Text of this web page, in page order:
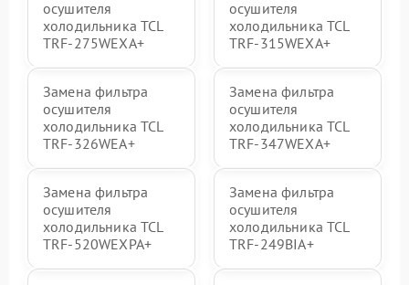
осушителя
холодильника TCL
TRF-275WEXA+
осушителя
холодильника TCL
TRF-315WEXA+
Замена фильтра
осушителя
холодильника TCL
TRF-326WEA+
Замена фильтра
осушителя
холодильника TCL
TRF-347WEXA+
Замена фильтра
осушителя
холодильника TCL
TRF-520WEXPA+
Замена фильтра
осушителя
холодильника TCL
TRF-249BIA+